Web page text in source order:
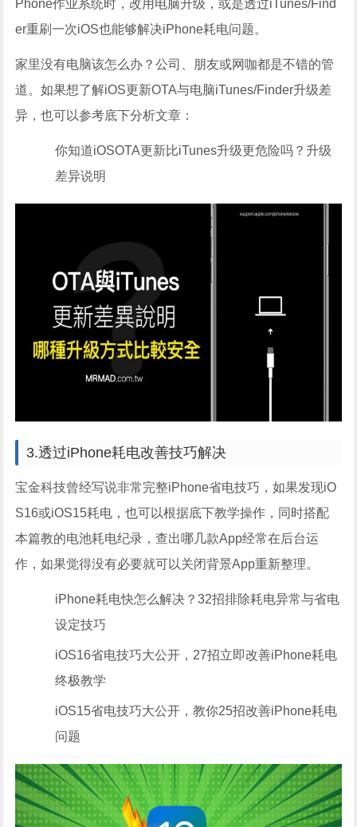
Phone作业系统时，改用电脑升级，或是透过iTunes/Find
er重刷一次iOS也能够解决iPhone耗电问题。
家里没有电脑该怎么办？公司、朋友或网咖都是不错的管
道。如果想了解iOS更新OTA与电脑iTunes/Finder升级差
异，也可以参考底下分析文章：
你知道iOSOTA更新比iTunes升级更危险吗？升级
差异说明
3.透过iPhone耗电改善技巧解决
宝金科技曾经写说非常完整iPhone省电技巧，如果发现iO
S16或iOS15耗电，也可以根据底下教学操作，同时搭配
本篇教的电池耗电纪录，查出哪几款App经常在后台运
作，如果觉得没有必要就可以关闭背景App重新整理。
iPhone耗电快怎么解决？32招排除耗电异常与省电
设定技巧
iOS16省电技巧大公开，27招立即改善iPhone耗电
终极教学
iOS15省电技巧大公开，教你25招改善iPhone耗电
问题